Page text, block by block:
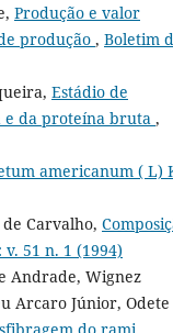
Produção e valor
produção , Boletim
Estádio de
e da proteína bruta ,
americanum ( L)
Carvalho,
51 n. 1 (1994)
Andrade, Wignez
Arcaro Júnior, Odete
do rami